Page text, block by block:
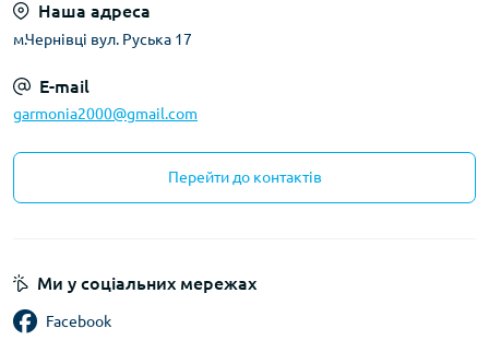
Наша адреса
м.Чернівці вул. Руська 17
E-mail
garmonia2000@gmail.com
Перейти до контактів
Ми у соціальних мережах
Facebook